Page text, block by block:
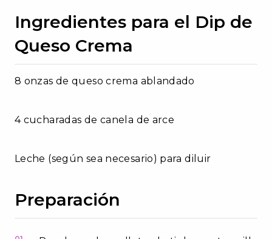
Ingredientes para el Dip de
Queso Crema
8 onzas de queso crema ablandado
4 cucharadas de canela de arce
Leche (según sea necesario) para diluir
Preparación